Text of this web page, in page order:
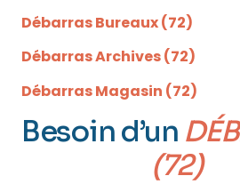
Débarras Bureaux (72)
Débarras Archives (72)
Débarras Magasin (72)
Besoin d’un
(72)